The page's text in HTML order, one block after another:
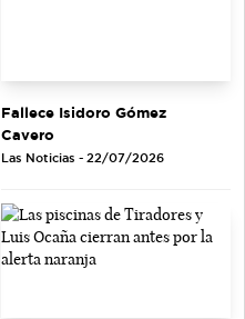
Fallece Isidoro Gómez
Cavero
Las Noticias - 22/07/2026